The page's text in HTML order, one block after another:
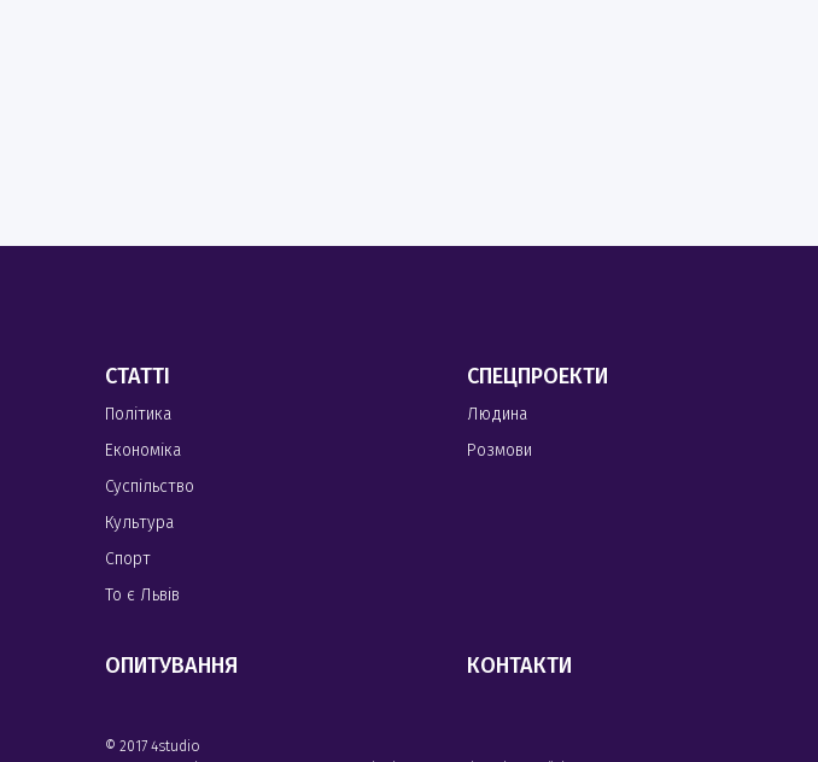
СТАТТІ
Політика
Економіка
Суспільство
Культура
Спорт
То є Львів
СПЕЦПРОЕКТИ
Людина
Розмови
ОПИТУВАННЯ КОНТАКТИ
© 2017 4studio